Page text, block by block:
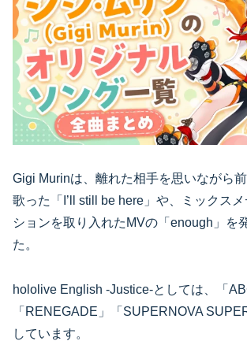
Gigi Murinは、離れた相手を思いながら
歌った「I’ll still be here」や、ミックス
ションを取り入れたMVの「enough」を
た。
hololive English -Justice-としては、「
「RENEGADE」「SUPERNOVA
しています。